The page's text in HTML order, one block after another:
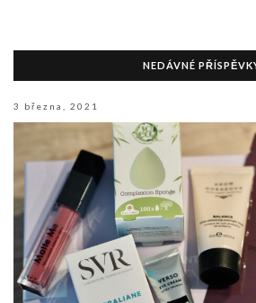
NEDÁVNÉ
3 března, 2021